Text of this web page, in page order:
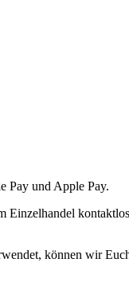
Pay und Apple Pay.
können wir